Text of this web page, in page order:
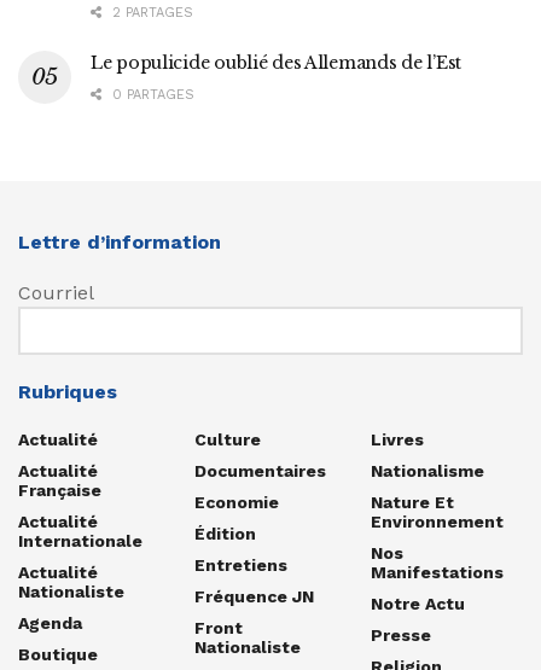
2 PARTAGES
Le populicide oublié des Allemands de l’Est
0 PARTAGES
Lettre d’information
Courriel
Rubriques
Actualité
Actualité
Française
Actualité
Internationale
Actualité
Nationaliste
Agenda
Boutique
Culture
Documentaires
Economie
Édition
Entretiens
Fréquence JN
Front
Nationaliste
Livres
Nationalisme
Nature Et
Environnement
Nos
Manifestations
Notre Actu
Presse